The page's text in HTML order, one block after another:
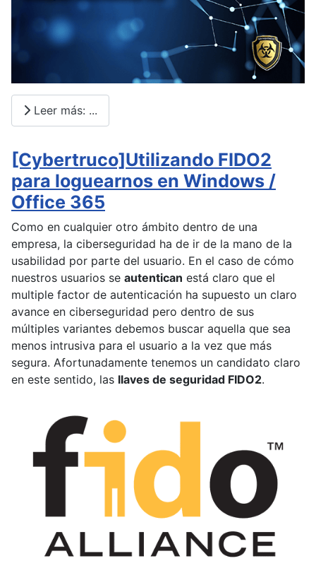
Leer más: ...
[Cybertruco]Utilizando FIDO2
para loguearnos en Windows /
Office 365
Como en cualquier otro ámbito dentro de una
empresa, la ciberseguridad ha de ir de la mano de la
usabilidad por parte del usuario. En el caso de cómo
nuestros usuarios se autentican está claro que el
multiple factor de autenticación ha supuesto un claro
avance en ciberseguridad pero dentro de sus
múltiples variantes debemos buscar aquella que sea
menos intrusiva para el usuario a la vez que más
segura. Afortunadamente tenemos un candidato claro
en este sentido, las llaves de seguridad FIDO2.